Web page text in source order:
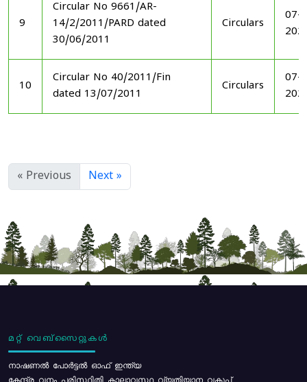
9
Circular No 9661/AR-
14/2/2011/PARD dated
30/06/2011
Circulars
07-
10
Circular No 40/2011/Fin
dated 13/07/2011
Circulars
07-
« Previous Next »
മറ്റ് വെബ്സൈറ്റുകൾ
നാഷണൽ പോർട്ടൽ ഓഫ് ഇന്ത്യ
കേന്ദ്ര വനം പരിസ്ഥിതി കാലാവസ്ഥ വ്യതിയാന വകുപ്പ്